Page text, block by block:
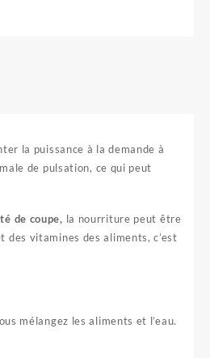
la puissance à la demande à
de pulsation, ce qui peut
de coupe, la nourriture peut être
vitamines des aliments, c’est
mélangez les aliments et l’eau.